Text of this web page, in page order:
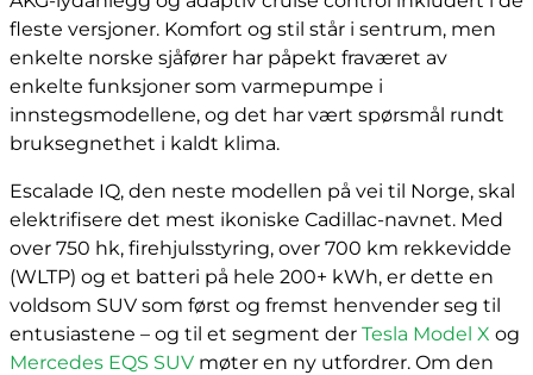
fleste versjoner. Komfort og stil står i sentrum, men
enkelte norske sjåfører har påpekt fraværet av
enkelte funksjoner som varmepumpe i
innstegsmodellene, og det har vært spørsmål rundt
bruksegnethet i kaldt klima.
Escalade IQ, den neste modellen på vei til Norge, skal
elektrifisere det mest ikoniske Cadillac-navnet. Med
over 750 hk, firehjulsstyring, over 700 km rekkevidde
(WLTP) og et batteri på hele 200+ kWh, er dette en
voldsom SUV som først og fremst henvender seg til
entusiastene – og til et segment der Tesla Model X og
Mercedes EQS SUV møter en ny utfordrer. Om den